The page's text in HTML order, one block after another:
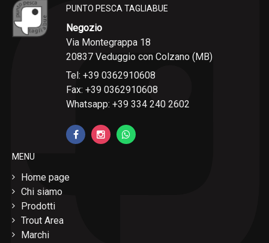
PUNTO PESCA TAGLIABUE
Negozio
Via Montegrappa 18
20837 Veduggio con Colzano (MB)
Tel: +39 0362910608
Fax: +39 0362910608
Whatsapp: +39 334 240 2602
MENU
Home page
Chi siamo
Prodotti
Trout Area
Marchi